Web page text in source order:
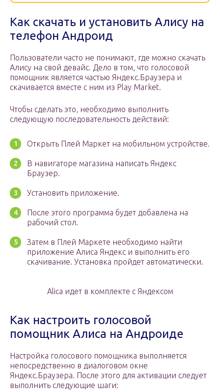
Как скачать и установить Алису на
телефон Андроид
Пользователи часто не понимают, где можно скачать
Алису на свой девайс. Дело в том, что голосовой
помощник является частью Яндекс.Браузера и
скачивается вместе с ним из Play Market.
Чтобы сделать это, необходимо выполнить
следующую последовательность действий:
Открыть Плей Маркет на мобильном устройстве.
В навигаторе магазина написать Яндекс
Браузер.
Установить приложение.
После этого программа будет добавлена на
рабочий стол.
Затем в Плей Маркете необходимо найти
приложение Алиса Яндекс и выполнить его
скачивание. Установка пройдет автоматически.
Alica идет в комплекте с Яндексом
Как настроить голосовой
помощник Алиса на Андроиде
Настройка голосового помощника выполняется
непосредственно в диалоговом окне
Яндекс.Браузера. После этого для активации следует
выполнить следующие шаги: